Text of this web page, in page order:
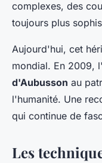
complexes, des
toujours plus
Aujourd'hui, cet
mondial. En 2009,
d'Aubusson au
l'humanité. Une
qui continue de
Les